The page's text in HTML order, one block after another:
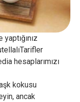
hesaplarımızı
kokusu
ancak